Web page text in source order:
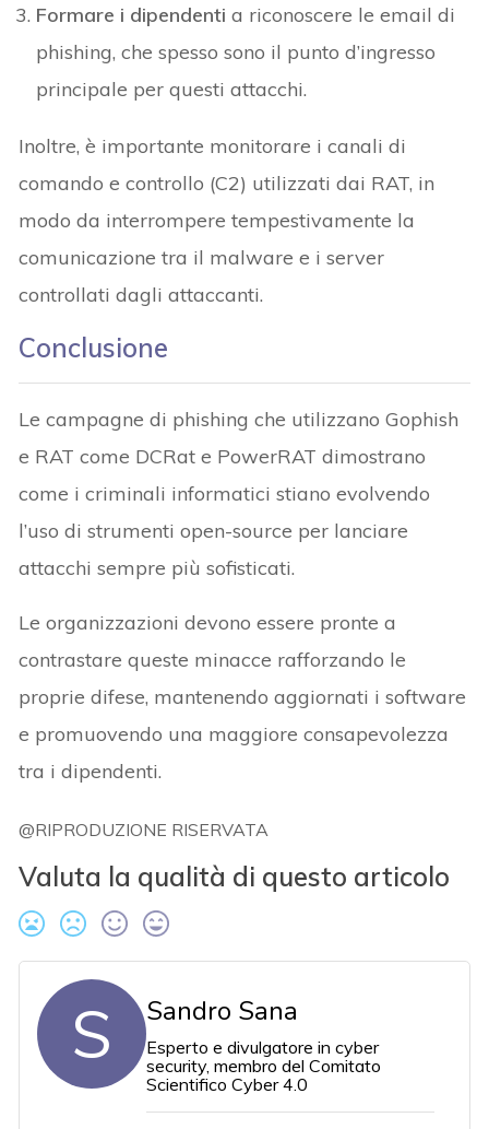
Formare i dipendenti a riconoscere le email di
phishing, che spesso sono il punto d’ingresso
principale per questi attacchi.
Inoltre, è importante monitorare i canali di
comando e controllo (C2) utilizzati dai RAT, in
modo da interrompere tempestivamente la
comunicazione tra il malware e i server
controllati dagli attaccanti.
Conclusione
Le campagne di phishing che utilizzano Gophish
e RAT come DCRat e PowerRAT dimostrano
come i criminali informatici stiano evolvendo
l’uso di strumenti open-source per lanciare
attacchi sempre più sofisticati.
Le organizzazioni devono essere pronte a
contrastare queste minacce rafforzando le
proprie difese, mantenendo aggiornati i software
e promuovendo una maggiore consapevolezza
tra i dipendenti.
@RIPRODUZIONE RISERVATA
Valuta la qualità di questo articolo
S Sandro Sana
Esperto e divulgatore in cyber
security, membro del Comitato
Scientifico Cyber 4.0